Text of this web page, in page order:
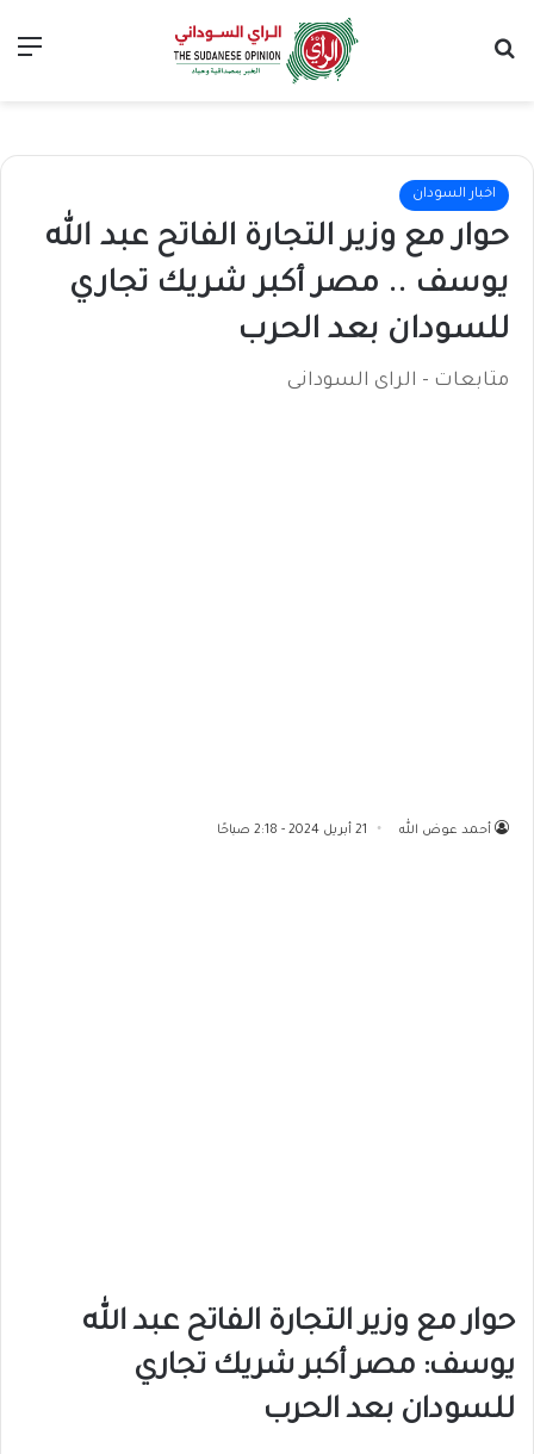
اخبار السودان
حوار مع وزير التجارة الفاتح عبد الله
يوسف .. مصر أكبر شريك تجاري
للسودان بعد الحرب
متابعات - الراى السودانى
أحمد عوض الله 21 أبريل 2024 - 2:18 صباحًا
حوار مع وزير التجارة الفاتح عبد الله
يوسف: مصر أكبر شريك تجاري
للسودان بعد الحرب